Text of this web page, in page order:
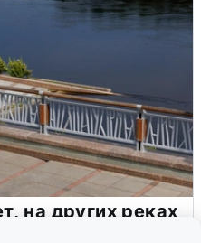
на других реках